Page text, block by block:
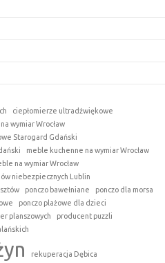
ciepłomierze ultradźwiękowe
wymiar Wrocław
Starogard Gdański
meble kuchenne na wymiar Wrocław
na wymiar Wrocław
niebezpiecznych Lublin
ponczo bawełniane
ponczo dla morsa
ponczo plażowe dla dzieci
planszowych
producent puzzli
rekuperacja Dębica